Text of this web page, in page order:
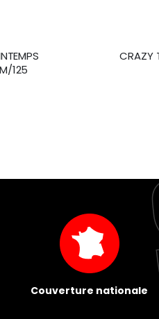
125
CRAZY
Couverture nationale